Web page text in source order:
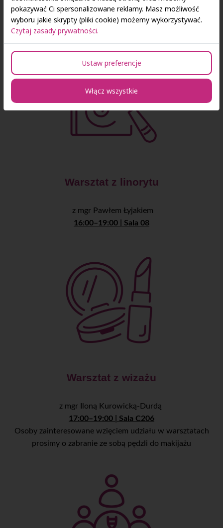
Batak(sprawdzający Twoją czujność), gra VR,która
przeniesie Cię w zupełnie nowy świat!
16:00–19:00 | Piętro II
Warsztat z linorytu
z mgr Pawłem Łyjakiem
16:00–19:00 | Sala 08
Warsztat z wizażu
z mgr Iloną Kurowicką-Durdą
17:00–19:00 | Sala C206
Osoby zainteresowane wzięciem udziału w warsztatach
prosimy o zabranie ze sobą pędzli do makijażu
pokazywać Ci spersonalizowane reklamy. Masz możliwość
wyboru jakie skrypty (pliki cookie) możemy wykorzystywać.
Czytaj zasady prywatności.
Ustaw preferencje
Włącz wszystkie